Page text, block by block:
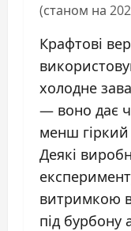
(станом на
Крафтові
холодне
— воно дає
менш
Деякі
витримкою
під бурбону